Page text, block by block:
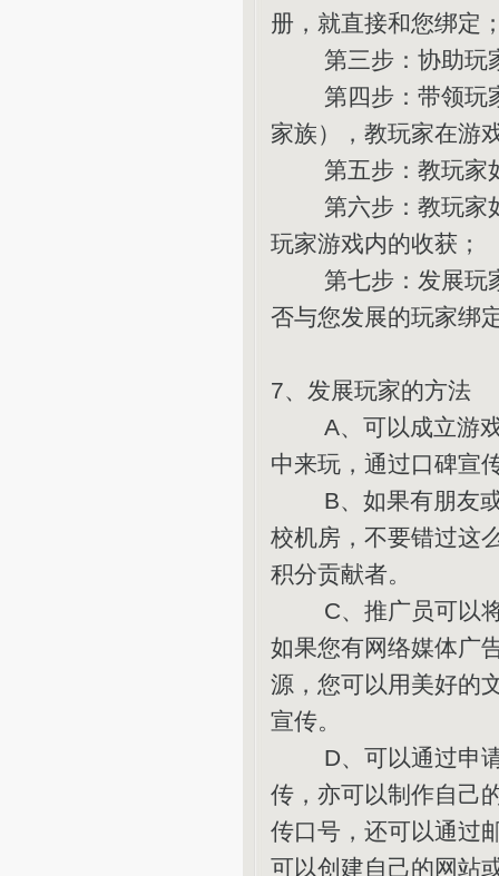
册，就直接和您绑定
第三步：协助玩
第四步：带领玩家
家族），教玩家在游
第五步：教玩家如
第六步：教玩家如
玩家游戏内的收获；
第七步：发展玩家
否与您发展的玩家绑
7、发展玩家的方法
A、可以成立游戏
中来玩，通过口碑宣
B、如果有朋友或
校机房，不要错过这
积分贡献者。
C、推广员可以将
如果您有网络媒体广
源，您可以用美好的
宣传。
D、可以通过申请
传，亦可以制作自己
传口号，还可以通过
可以创建自己的网站